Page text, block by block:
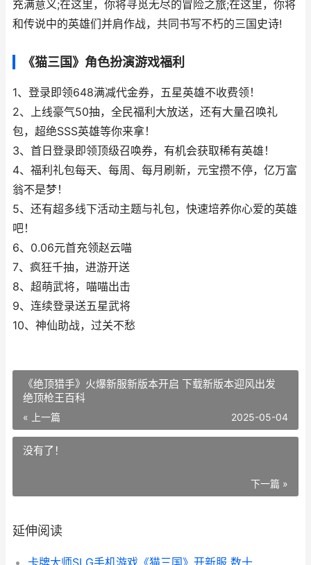
充满意义;在这里，你将寻觅无尽的冒险之旅;在这里，你将
和传说中的英雄们并肩作战，共同书写不朽的三国史诗!
《猫三国》角色扮演游戏福利
1、登录即领648满减代金券，五星英雄不收费领！
2、上线豪气50抽，全民福利大放送，还有大量召唤礼
包，超绝SSS英雄等你来拿！
3、首日登录即领顶级召唤券，有机会获取稀有英雄！
4、福利礼包每天、每周、每月刷新，元宝攒不停，亿万富
翁不是梦！
5、还有超多线下活动主题与礼包，快速培养你心爱的英雄
吧！
6、0.06元首充领赵云喵
7、疯狂千抽，进游开送
8、超萌武将，喵喵出击
9、连续登录送五星武将
10、神仙助战，过关不愁
《绝顶猎手》火爆新服新版本开启 下载新版本迎风出发
绝顶枪王百科
« 上一篇 2025-05-04
没有了！
下一篇 »
延伸阅读